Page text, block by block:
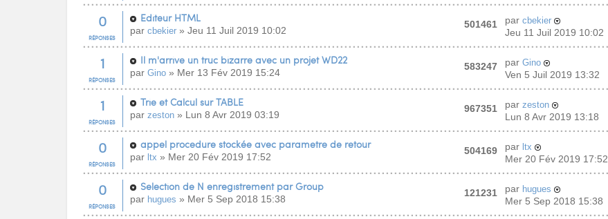
0
RÉPONSES
Editeur HTML
par cbekier » Jeu 11 Juil 2019 10:02
501461 par cbekier
Jeu 11 Juil 2019 10:02
1
RÉPONSES
Il m'arrive un truc bizarre avec un projet WD22
par Gino » Mer 13 Fév 2019 15:24
583247 par Gino
Ven 5 Juil 2019 13:32
1
RÉPONSES
Trie et Calcul sur TABLE
par zeston » Lun 8 Avr 2019 03:19
967351 par zeston
Lun 8 Avr 2019 13:18
0
RÉPONSES
appel procedure stockée avec parametre de retour
par ltx » Mer 20 Fév 2019 17:52
504169 par ltx
Mer 20 Fév 2019 17:52
0
RÉPONSES
Selection de N enregistrement par Group
par hugues » Mer 5 Sep 2018 15:38
121231 par hugues
Mer 5 Sep 2018 15:38